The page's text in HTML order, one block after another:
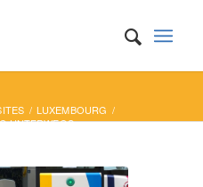
/ LUXEMBOURG /
UNTERWEGS